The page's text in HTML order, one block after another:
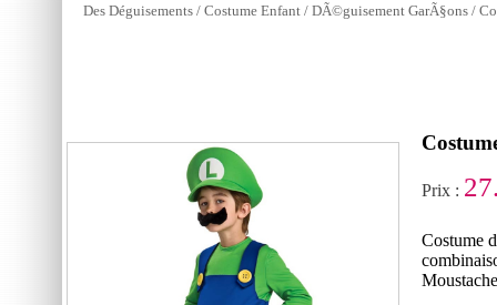
Des Déguisements / Costume Enfant / DÃ©guisement GarÃ§ons /
Prix :
Costume
Moustache